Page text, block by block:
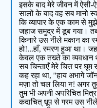
इसके बाद मेरे जीवन में ऐसी-
सालों के बाद वह सब मानो
कि व्यापार के एक काम से
जहाज समुद्र में डूब गया।
किनारे उस नीले मकान का
हो!...हाँ, स्मरण हुआ था।
केवल एक तख्ते का व्यवधान
सब चिन्ताएँ मेरे चित्त पर
कह रहा था, "हाय अभागे
मज़ा तो चल लिया न! अगर
तुम भी अपनी अपरिचित
कदाचित् धूप से गरम उस